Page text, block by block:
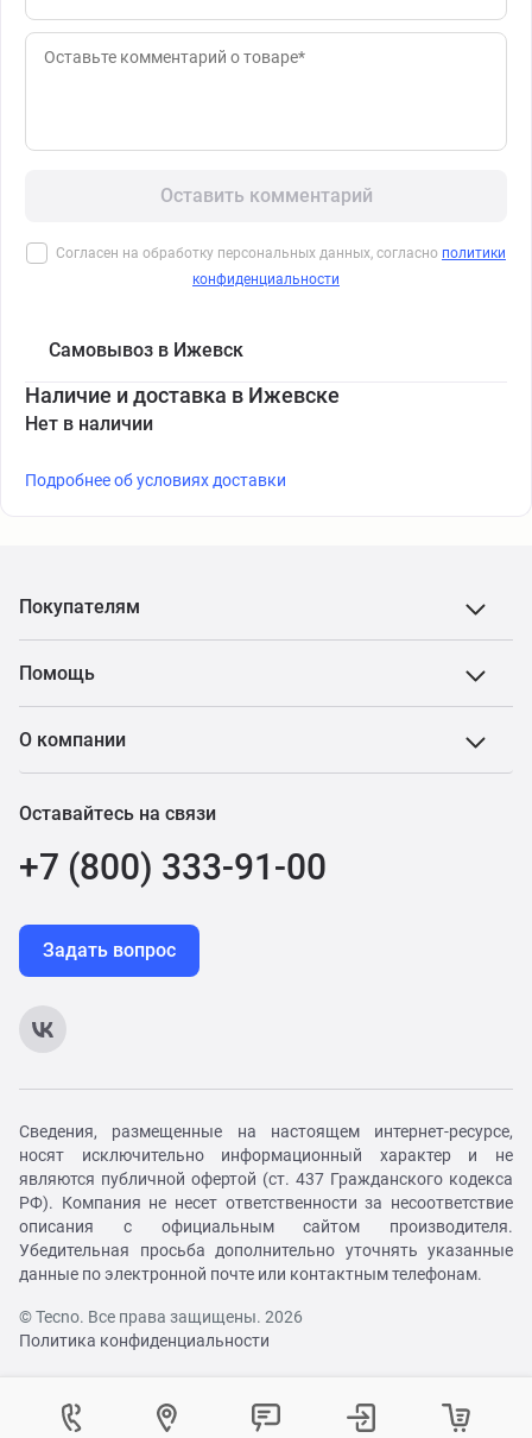
Оставить комментарий
Согласен на обработку персональных данных, согласно политики
конфиденциальности
Самовывоз в Ижевск
Наличие и доставка в Ижевске
Нет в наличии
Подробнее об условиях доставки
Покупателям
Помощь
О компании
Оставайтесь на связи
+7 (800) 333-91-00
Задать вопрос
Сведения, размещенные на настоящем интернет-ресурсе,
носят исключительно информационный характер и не
являются публичной офертой (ст. 437 Гражданского кодекса
РФ). Компания не несет ответственности за несоответствие
описания с официальным сайтом производителя.
Убедительная просьба дополнительно уточнять указанные
данные по электронной почте или контактным телефонам.
© Tecno. Все права защищены. 2026
Политика конфиденциальности
Контактный центр
Как вам удобнее с нами связаться?
Выберите город
Изменение города